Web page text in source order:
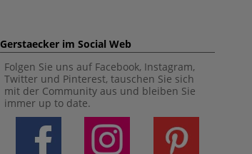
Gerstaecker im Social Web
Folgen Sie uns auf Facebook, Instagram,
Twitter und Pinterest, tauschen Sie sich
mit der Community aus und bleiben Sie
immer up to date.